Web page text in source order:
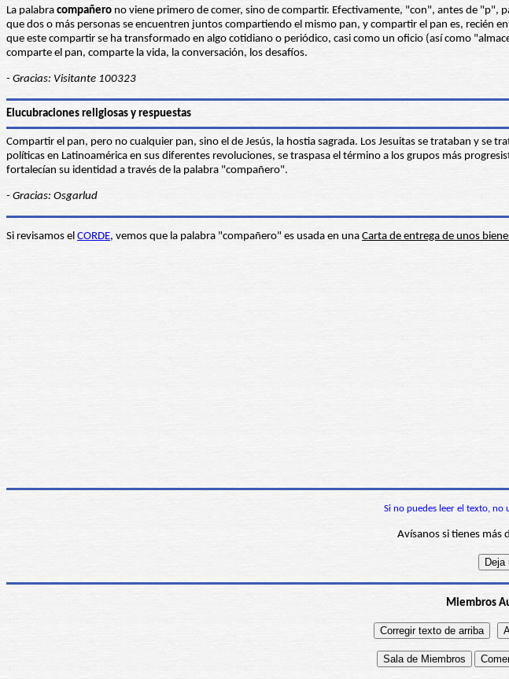
La palabra compañero no viene primero de comer, sino de compartir. Efectivamente, "con", antes de
que dos o más personas se encuentren juntos compartiendo el mismo pan, y compartir el pan es,
que este compartir se ha transformado en algo cotidiano o periódico, casi como un oficio (así como
comparte el pan, comparte la vida, la conversación, los desafíos.
- Gracias: Visitante 100323
Elucubraciones religiosas y respuestas
Compartir el pan, pero no cualquier pan, sino el de Jesús, la hostia sagrada. Los Jesuitas se trataban y
políticas en Latinoamérica en sus diferentes revoluciones, se traspasa el término a los grupos más
fortalecían su identidad a través de la palabra "compañero".
- Gracias: Osgarlud
Si revisamos el CORDE, vemos que la palabra "compañero" es usada en una Carta de entrega de unos
Si no puedes leer el texto, no
Avísanos si tienes más
Miembros